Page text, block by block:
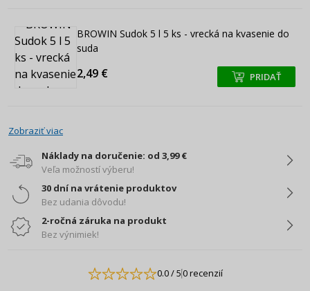
BROWIN Sudok 5 l 5 ks - vrecká na kvasenie do
suda
2,49 € +
+ PRIDAŤ
Zobraziť viac
Náklady na doručenie: od 3,99 €
Veľa možností výberu!
30 dní na vrátenie produktov
Bez udania dôvodu!
2-ročná záruka na produkt
Bez výnimiek!
0.0/ 50 recenzií